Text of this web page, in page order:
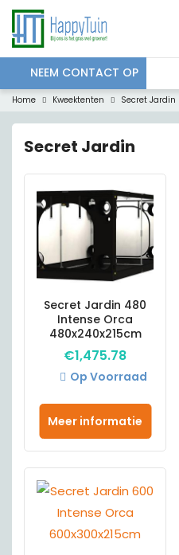
NEEM CONTACT OP
Home Kweektenten Secret Jardin
Secret Jardin
Secret Jardin 480
Intense Orca
480x240x215cm
€1,475.78
Meer informatie
Op Voorraad